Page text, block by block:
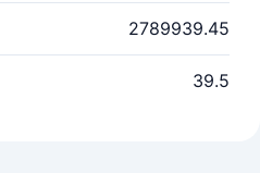
2789939.45
39.5